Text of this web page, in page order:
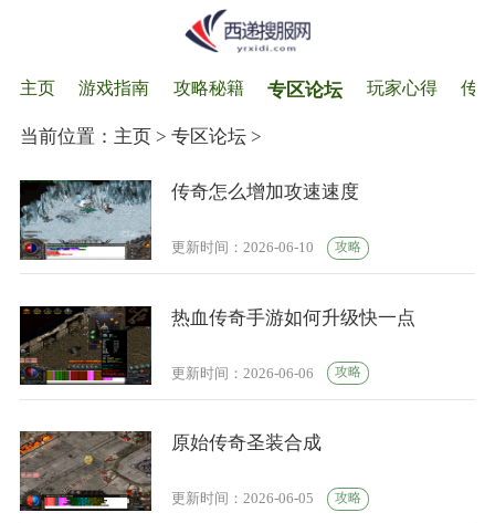
主页 游戏指南 攻略秘籍 专区论坛 玩家心得 传
当前位置： 主页> 专区论坛>
传奇怎么增加攻速速度
更新时间：2026-06-10 攻略
热血传奇手游如何升级快一点
更新时间：2026-06-06 攻略
原始传奇圣装合成
更新时间：2026-06-05 攻略